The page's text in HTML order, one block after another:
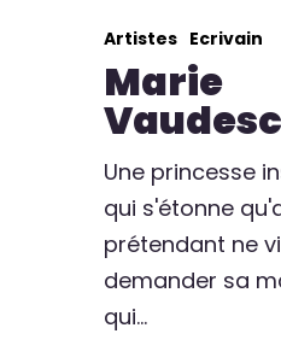
Artistes Ecrivain
Marie
Une princesse
qui s'étonne
prétendant ne
demander sa
qui…